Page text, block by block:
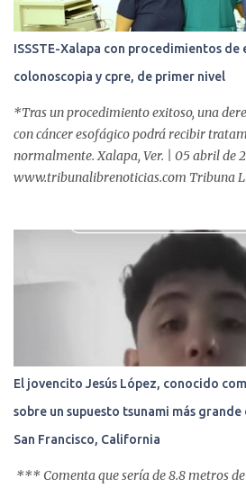
ISSSTE-Xalapa con procedimientos de
colonoscopia y cpre, de primer nivel
*Tras un procedimiento exitoso, una
con cáncer esofágico podrá recibir
normalmente. Xalapa, Ver. | 05 abril de
www.tribunalibrenoticias.com Tribuna
incluyen endoscopia, colonoscopia y
retrógrada endoscópica (CPRE), con
videoendoscopia gástrica y con
se cuenta con endoscopios de última
diagnósticos con mayor certeza y sin
través de la atención de un equipo de
multidisciplinario: tres endoscopistas,
auxiliar y de enfermería. En esta
de éxito, pues a través de la colocación
esofágico, una derechohabiente con un
El jovencito Jesús López, conocido
sobre un supuesto tsunami más
San Francisco, California
*** Comenta que sería de 8.8 metros